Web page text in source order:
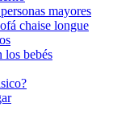
mayores
chaise longue
los bebés